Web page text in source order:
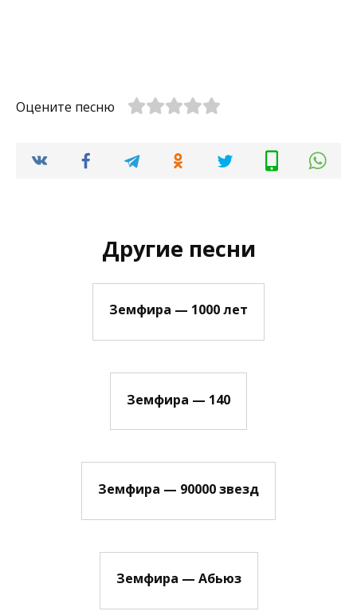
Оцените песню
Другие песни
Земфира — 1000 лет
Земфира — 140
Земфира — 90000 звезд
Земфира — Абьюз